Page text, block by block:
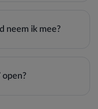
neem ik mee?